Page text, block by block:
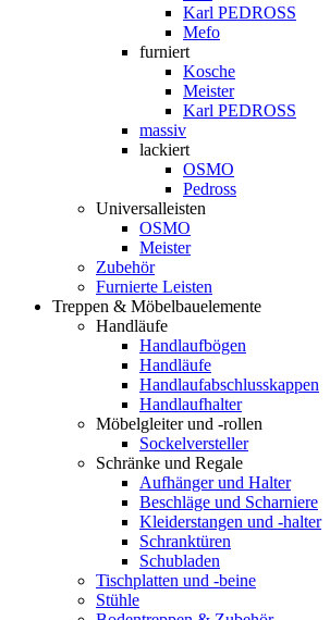
Karl PEDROSS
Mefo
furniert
Kosche
Meister
Karl PEDROSS
massiv
lackiert
OSMO
Pedross
Universalleisten
OSMO
Meister
Zubehör
Furnierte Leisten
Treppen & Möbelbauelemente
Handläufe
Handlaufbögen
Handläufe
Handlaufabschlusskappen
Handlaufhalter
Möbelgleiter und -rollen
Sockelversteller
Schränke und Regale
Aufhänger und Halter
Beschläge und Scharniere
Kleiderstangen und -halter
Schranktüren
Schubladen
Tischplatten und -beine
Stühle